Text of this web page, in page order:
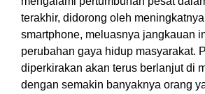
terakhir, didorong oleh
smartphone, meluasnya jangkauan
perubahan gaya hidup masyarakat.
diperkirakan akan terus berlanjut di
dengan semakin banyaknya orang